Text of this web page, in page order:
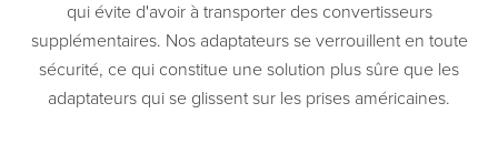
qui évite d'avoir à transporter des convertisseurs
supplémentaires. Nos adaptateurs se verrouillent en toute
sécurité, ce qui constitue une solution plus sûre que les
adaptateurs qui se glissent sur les prises américaines.